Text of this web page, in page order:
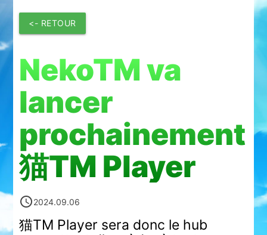
<- RETOUR
NekoTM va
lancer
prochainement
猫TM Player
access_time2024.09.06
猫TM Player sera donc le hub